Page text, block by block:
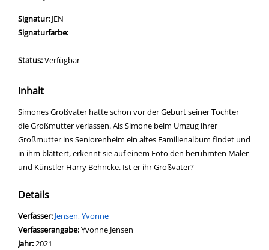
Signatur: JEN
Signaturfarbe:
Status:Verfügbar
Inhalt
Simones Großvater hatte schon vor der Geburt seiner Tochter
die Großmutter verlassen. Als Simone beim Umzug ihrer
Großmutter ins Seniorenheim ein altes Familienalbum findet und
in ihm blättert, erkennt sie auf einem Foto den berühmten Maler
und Künstler Harry Behncke. Ist er ihr Großvater?
Details
Verfasser: Suche nach diesem Verfasser
Jensen, Yvonne
Verfasserangabe:Yvonne Jensen
Jahr:2021